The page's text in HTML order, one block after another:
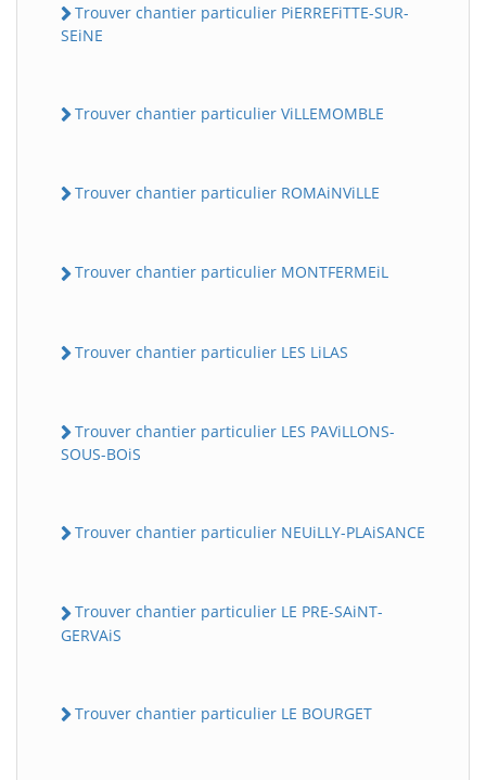
Trouver chantier particulier PiERREFiTTE-SUR-
SEiNE
Trouver chantier particulier ViLLEMOMBLE
Trouver chantier particulier ROMAiNViLLE
Trouver chantier particulier MONTFERMEiL
Trouver chantier particulier LES LiLAS
Trouver chantier particulier LES PAViLLONS-
SOUS-BOiS
Trouver chantier particulier NEUiLLY-PLAiSANCE
Trouver chantier particulier LE PRE-SAiNT-
GERVAiS
Trouver chantier particulier LE BOURGET